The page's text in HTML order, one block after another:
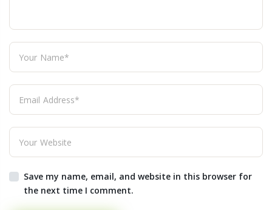
Save my name, email, and website in this browser for
the next time I comment.